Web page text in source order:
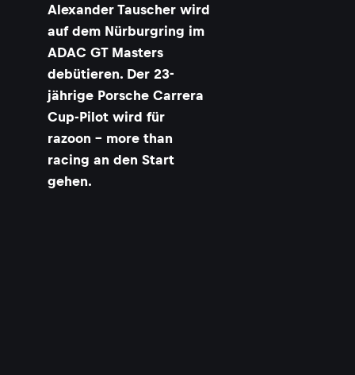
Alexander Tauscher wird
auf dem Nürburgring im
ADAC GT Masters
debütieren. Der 23-
jährige Porsche Carrera
Cup-Pilot wird für
razoon - more than
racing an den Start
gehen.